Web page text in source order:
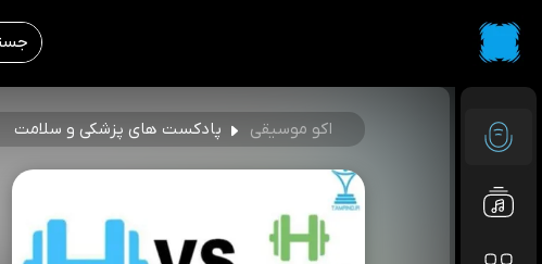
اکو موسیقی پادکست های پزشکی و سلامت